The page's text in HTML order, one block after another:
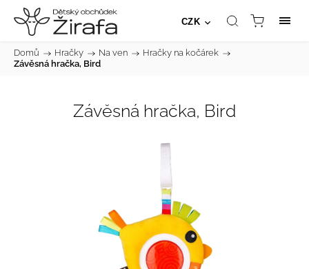
CZK
Domů / Hračky / Na ven / Hračky na kočárek /
Závěsná hračka, Bird
Závěsná hračka, Bird